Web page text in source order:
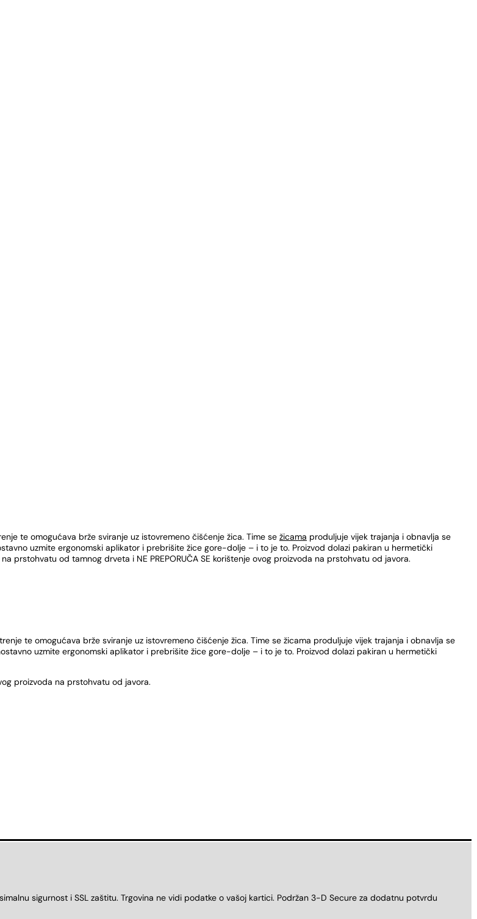
te omogućava brže sviranje uz istovremeno čišćenje žica. Time se žicama produljuje vijek trajanja i obnavlja se
uzmite ergonomski aplikator i prebrišite žice gore-dolje – i to je to. Proizvod dolazi pakiran u hermetički
prstohvatu od tamnog drveta i NE PREPORUČA SE korištenje ovog proizvoda na prstohvatu od javora.
te omogućava brže sviranje uz istovremeno čišćenje žica. Time se žicama produljuje vijek trajanja i obnavlja se
uzmite ergonomski aplikator i prebrišite žice gore-dolje – i to je to. Proizvod dolazi pakiran u hermetički
proizvoda na prstohvatu od javora.
sigurnost i SSL zaštitu. Trgovina ne vidi podatke o vašoj kartici. Podržan 3-D Secure za dodatnu potvrdu